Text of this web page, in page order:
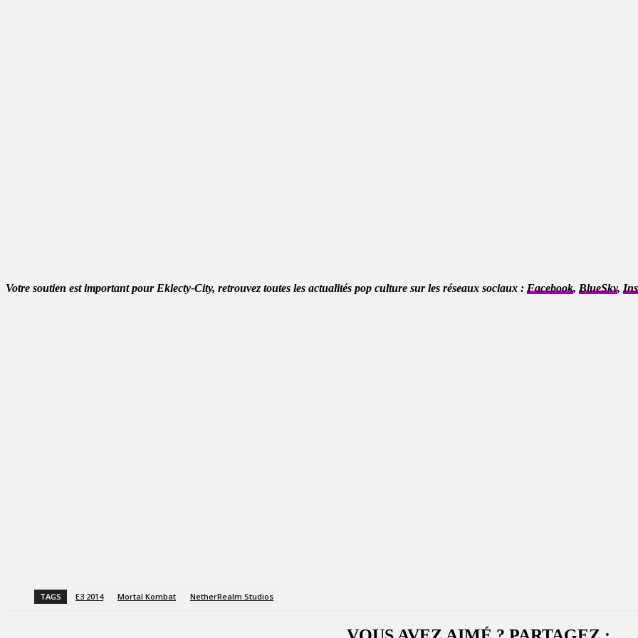
Votre soutien est important pour Eklecty-City, retrouvez toutes les actualités pop culture sur les réseaux sociaux : Facebook, BlueSky,
TAGS E3 2014 Mortal Kombat NetherRealm Studios